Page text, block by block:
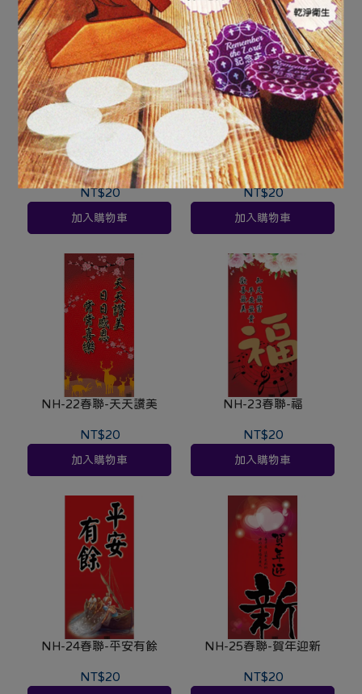
NH-20春聯-榮耀歸真神,平
安賜給人
NT$20
加入購物車
NH-21春聯-恩典
NT$20
加入購物車
NH-22春聯-天天讚美
NT$20
加入購物車
NH-23春聯-福
NT$20
加入購物車
NH-24春聯-平安有餘
NT$20
NH-25春聯-賀年迎新
NT$20